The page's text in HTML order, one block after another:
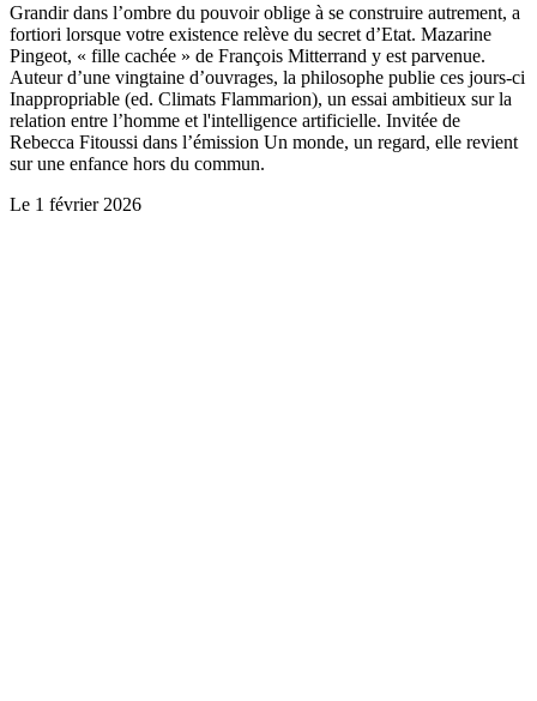
Grandir dans l’ombre du pouvoir oblige à se construire autrement, a
fortiori lorsque votre existence relève du secret d’Etat. Mazarine
Pingeot, « fille cachée » de François Mitterrand y est parvenue.
Auteur d’une vingtaine d’ouvrages, la philosophe publie ces jours-ci
Inappropriable (ed. Climats Flammarion), un essai ambitieux sur la
relation entre l’homme et l'intelligence artificielle. Invitée de
Rebecca Fitoussi dans l’émission Un monde, un regard, elle revient
sur une enfance hors du commun.
Le 1 février 2026